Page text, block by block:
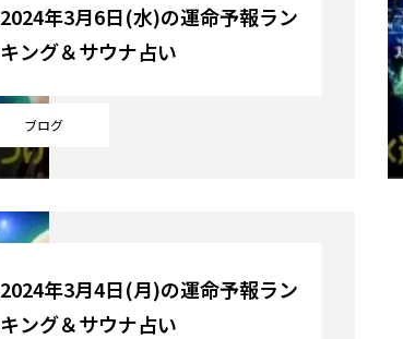
ブログ
2024年3月6日(水)の運命予報ラン
キング＆サウナ占い
2024年3月4日(月)の運命予報ラン
キング＆サウナ占い